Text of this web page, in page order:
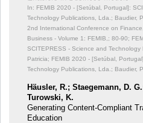
In: FEMIB 2020 - [Setúbal, Portugal]:
Technology Publications, Lda.; Baudier,
2nd International Conference on
Business - Volume 1: FEMIB,; 80-90;
SCITEPRESS - Science and Technology
Patricia; FEMIB 2020 - [Setúbal,
Technology Publications, Lda.; Baudier,
Häusler, R.; Staegemann, D.
Turowski, K.
Generating Content-Compliant
Education